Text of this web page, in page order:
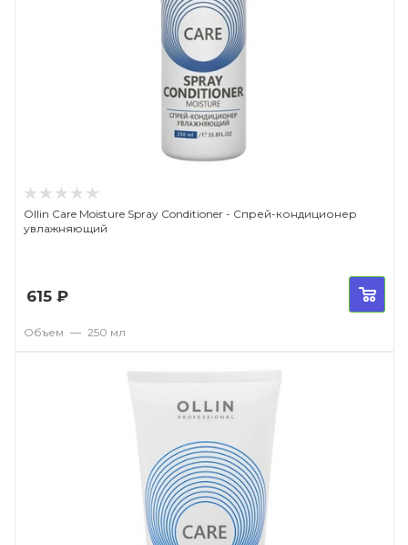
Ollin Care Moisture Spray Conditioner - Спрей-кондиционер
увлажняющий
615 ₽
Объем — 250 мл